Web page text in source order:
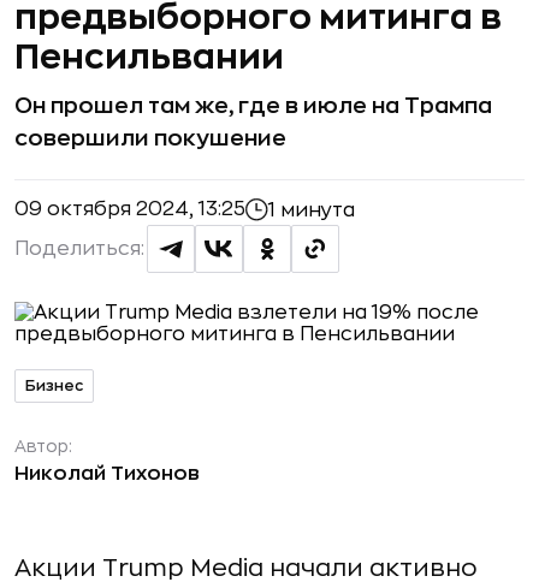
предвыборного митинга в
Пенсильвании
Он прошел там же, где в июле на Трампа
совершили покушение
09 октября 2024, 13:25 1 минута
Поделиться:
Бизнес
Автор:
Николай Тихонов
Акции Trump Media начали активно